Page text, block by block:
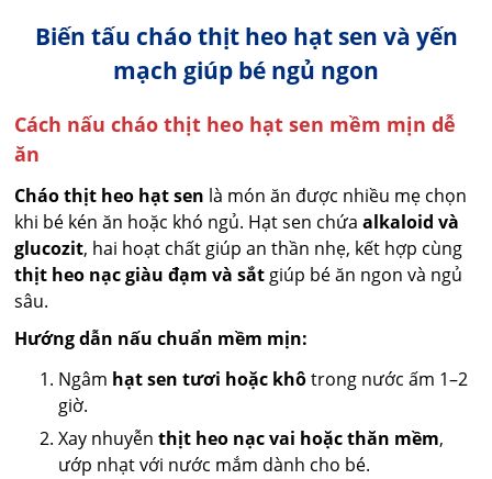
Biến tấu cháo thịt heo hạt sen và yến
mạch giúp bé ngủ ngon
Cách nấu cháo thịt heo hạt sen mềm mịn dễ
ăn
Cháo thịt heo hạt sen là món ăn được nhiều mẹ chọn
khi bé kén ăn hoặc khó ngủ. Hạt sen chứaalkaloid và
glucozit, hai hoạt chất giúp an thần nhẹ, kết hợp cùng
thịt heo nạc giàu đạm và sắt giúp bé ăn ngon và ngủ
sâu.
Hướng dẫn nấu chuẩn mềm mịn:
Ngâm hạt sen tươi hoặc khôtrong nước ấm 1–2
giờ.
Xay nhuyễnthịt heo nạc vai hoặc thăn mềm,
ướp nhạt với nước mắm dành cho bé.